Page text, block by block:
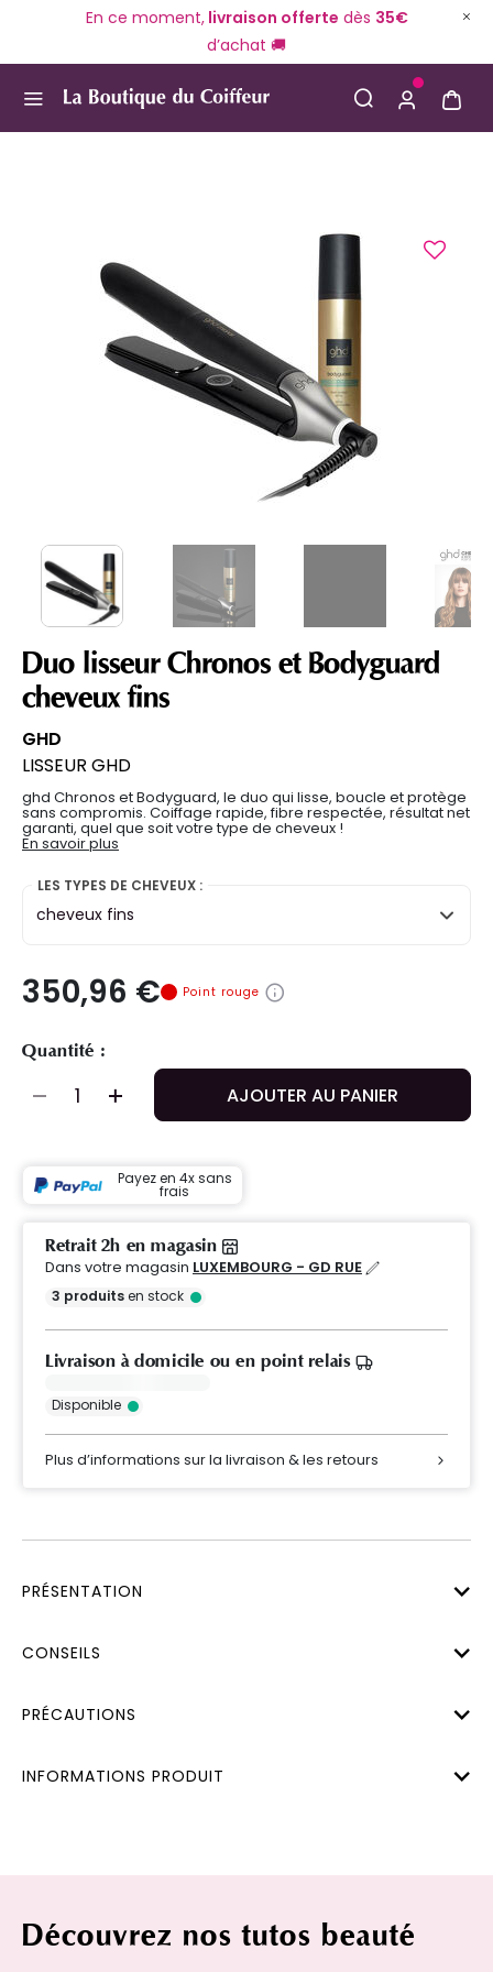
En ce moment,livraison offerte dès 35€
d’achat 🚚
Duo lisseur Chronos et Bodyguard
cheveux fins
GHD
LISSEUR GHD
ghd Chronos et Bodyguard, le duo qui lisse, boucle et protège
sans compromis. Coiffage rapide, fibre respectée, résultat net
garanti, quel que soit votre type de cheveux !
En savoir plus
LES TYPES DE CHEVEUX :
cheveux fins
350,96 € Point rouge
Quantité :
AJOUTER AU PANIER
Payez en 4x sans
frais
Retrait 2h en magasin
Dans votre magasin LUXEMBOURG - GD RUE
3 produitsen stock
Livraison à domicile ou en point relais
Disponible
Plus d’informations sur la livraison & les retours
PRÉSENTATION
CONSEILS
PRÉCAUTIONS
INFORMATIONS PRODUIT
Découvrez nos tutos beauté